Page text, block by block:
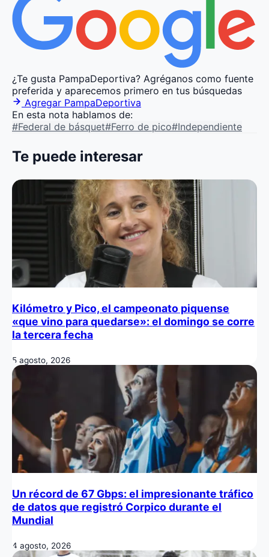
¿Te gusta PampaDeportiva? Agréganos como fuente
preferida y aparecemos primero en tus búsquedas
Agregar PampaDeportiva
En esta nota hablamos de:
#Federal de básquet#Ferro de pico#Independiente
Te puede interesar
Kilómetro y Pico, el campeonato piquense
«que vino para quedarse»: el domingo se corre
la tercera fecha
5 agosto, 2026
Un récord de 67 Gbps: el impresionante tráfico
de datos que registró Corpico durante el
Mundial
4 agosto, 2026